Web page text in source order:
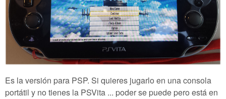
Es la versión para PSP. Si quieres jugarlo en una consola
portátil y no tienes la PSVita ... poder se puede pero está en